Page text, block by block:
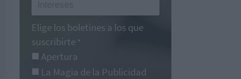
Elige los boletines a los que
suscribirte *
Apertura
La Magia de la Publicidad